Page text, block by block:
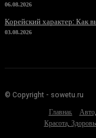
06.08.2026
Корейский характер: Как
03.08.2026
© Copyright - sowetu.ru
Главная
Красота,